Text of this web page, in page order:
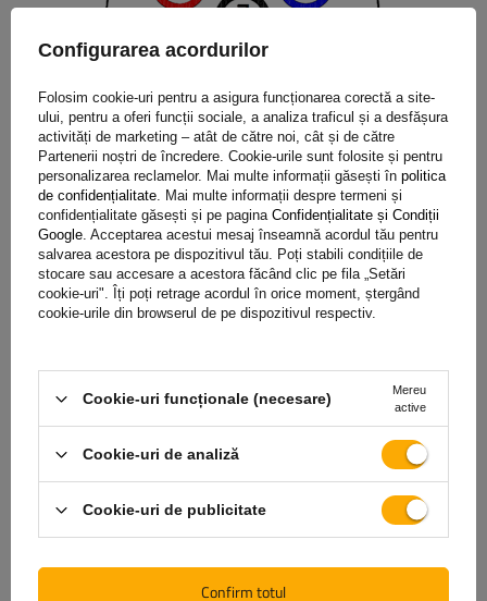
Semnificația culorilor firelor în mufa cu 7 pini
(1) galben- semnalizator stânga
(2) albastru- proiector de ceață stânga
(6) roșu- lumină de frână
(7) negru- lumină de poziție stânga
Garanție
Configurarea acordurilor
Folosim cookie-uri pentru a asigura funcționarea corectă a site-
ului, pentru a oferi funcții sociale, a analiza traficul și a desfășura
activități de marketing – atât de către noi, cât și de către
Partenerii noștri de încredere. Cookie-urile sunt folosite și pentru
personalizarea reclamelor. Mai multe informații găsești în politica
de confidențialitate. Mai multe informații despre termeni și
confidențialitate găsești și pe pagina Confidențialitate și Condiții
Google. Acceptarea acestui mesaj înseamnă acordul tău pentru
salvarea acestora pe dispozitivul tău. Poți stabili condițiile de
stocare sau accesare a acestora făcând clic pe fila „Setări
cookie-uri". Îți poți retrage acordul în orice moment, ștergând
cookie-urile din browserul de pe dispozitivul respectiv.
Cookie-uri funcționale (necesare)
Mereu
active
Cookie-uri de analiză
Cookie-uri de publicitate
Confirm totul